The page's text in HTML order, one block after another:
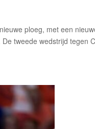
ploeg, met een
tweede wedstrijd tegen